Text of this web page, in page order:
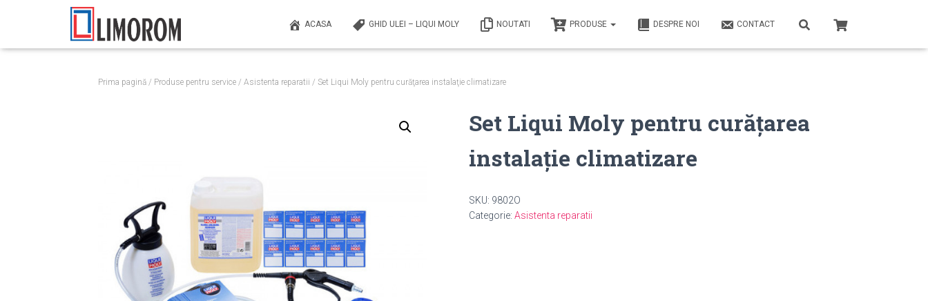
ACASA GHID ULEI – LIQUI MOLY NOUTATI PRODUSE DESPRE NOI CONTACT
Prima pagină / Produse pentru service / Asistenta reparatii / Set Liqui Moly pentru curăţarea instalaţie climatizare
Set Liqui Moly pentru curăţarea
instalaţie climatizare
SKU: 9802O
Categorie: Asistenta reparatii